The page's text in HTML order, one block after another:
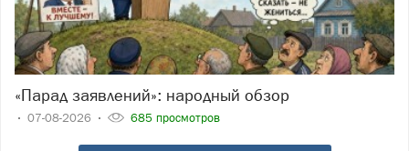
«Парад заявлений»: народный обзор
07-08-2026 685 просмотров